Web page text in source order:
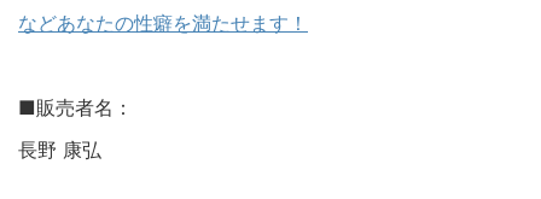
などあなたの性癖を満たせます！
■販売者名：
長野 康弘